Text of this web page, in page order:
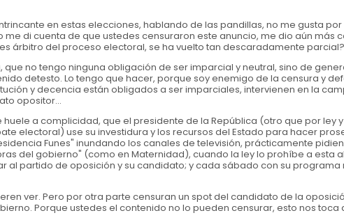
en estas elecciones, hablando de las pandillas, no me gusta por
di cuenta de que ustedes censuraron este anuncio, me dio aún más
árbitro del proceso electoral, se ha vuelto tan descaradamente parcial?
no tengo ninguna obligación de ser imparcial y neutral, sino de
detesto. Lo tengo que hacer, porque soy enemigo de la censura y
y decencia están obligados a ser imparciales, intervienen en la
opositor...
a complicidad, que el presidente de la República (otro que por ley y
electoral) use su investidura y los recursos del Estado para hacer
Funes" inundando los canales de televisión, prácticamente
del gobierno" (como en Maternidad), cuando la ley lo prohíbe a esta
partido de oposición y su candidato; y cada sábado con su programa
ver. Pero por otra parte censuran un spot del candidato de la
Porque ustedes el contenido no lo pueden censurar, esto nos toca